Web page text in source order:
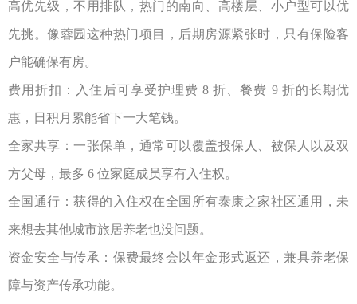
高优先级，不用排队，热门的南向、高楼层、小户型可以优
先挑。像蓉园这种热门项目，后期房源紧张时，只有保险客
户能确保有房。
费用折扣：入住后可享受护理费 8折、餐费 9 折的长期优
惠，日积月累能省下一大笔钱。
全家共享：一张保单，通常可以覆盖投保人、被保人以及双
方父母，最多 6 位家庭成员享有入住权。
全国通行：获得的入住权在全国所有泰康之家社区通用，未
来想去其他城市旅居养老也没问题。
资金安全与传承：保费最终会以年金形式返还，兼具养老保
障与资产传承功能。